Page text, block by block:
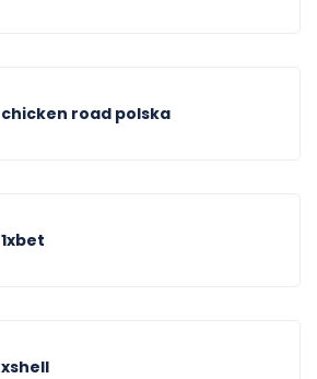
chicken road polska
1xbet
xshell